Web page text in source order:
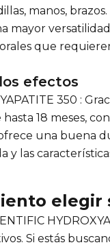
manos, brazos.
mayor
que
efectos
350 :
18 meses,
una buena
y las
elegir
Si estás